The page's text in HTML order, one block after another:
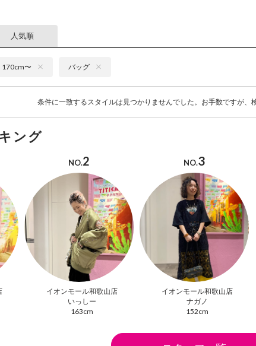
人気順
170cm〜 バッグ
条件に一致するスタイルは見つかりませんでした。お手数ですが、
ング
NO.2
イオンモール和歌山店
いっしー
163cm
NO.3
イオンモール和歌山店
ナガノ
152cm